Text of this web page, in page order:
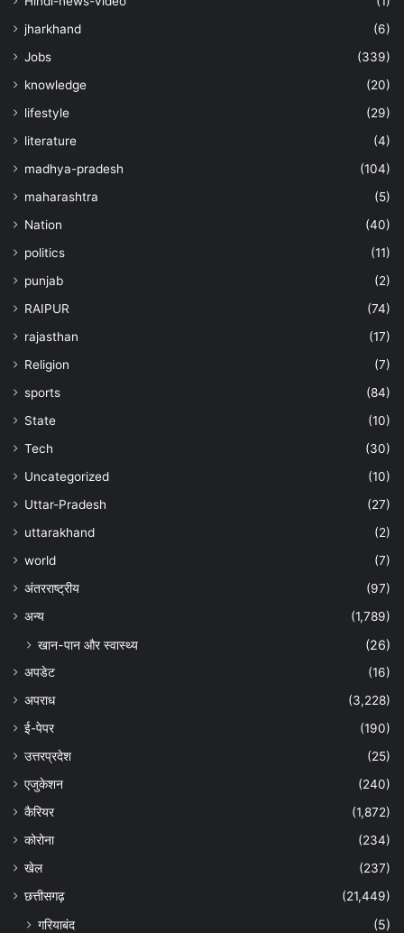
jharkhand
(6)
Jobs
(339)
knowledge
(20)
lifestyle
(29)
literature
(4)
madhya-pradesh
(104)
maharashtra
(5)
Nation
(40)
politics
(11)
punjab
(2)
RAIPUR
(74)
rajasthan
(17)
Religion
(7)
sports
(84)
State
(10)
Tech
(30)
Uncategorized
(10)
Uttar-Pradesh
(27)
uttarakhand
(2)
world
(7)
अंतरराष्ट्रीय
(97)
अन्‍य
(1,789)
खान-पान और स्वास्थ्य (26)
अपडेट
(16)
अपराध
(3,228)
ई-पेपर
(190)
उत्तरप्रदेश
(25)
एजुकेशन
(240)
कैरियर
(1,872)
कोरोना
(234)
खेल
(237)
छत्तीसगढ़
(21,449)
गरियाबंद
(5)